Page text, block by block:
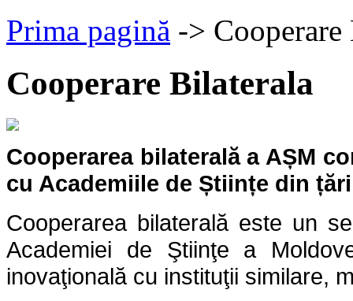
Prima pagină ->
Cooperare Bilaterala
Cooperarea bilaterală a AȘM
cu Academiile de Științe din
Cooperarea bilaterală este un
Academiei de Ştiinţe a
inovaţională cu instituţii similare,